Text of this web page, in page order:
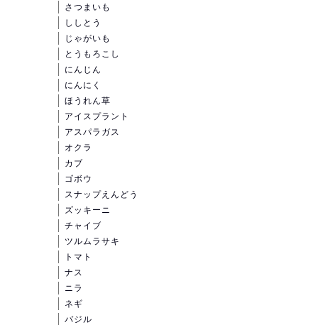
さつまいも
ししとう
じゃがいも
とうもろこし
にんじん
にんにく
ほうれん草
アイスプラント
アスパラガス
オクラ
カブ
ゴボウ
スナップえんどう
ズッキーニ
チャイブ
ツルムラサキ
トマト
ナス
ニラ
ネギ
バジル